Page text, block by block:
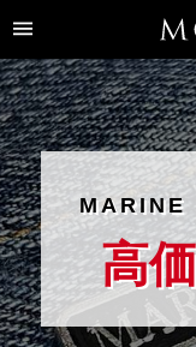
MARINE
高